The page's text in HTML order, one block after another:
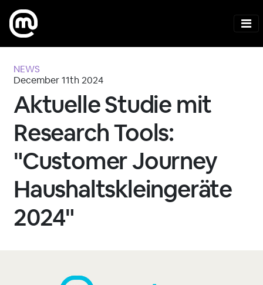
NEWS
December 11th 2024
Aktuelle Studie mit
Research Tools:
"Customer Journey
Haushaltskleingeräte
2024"